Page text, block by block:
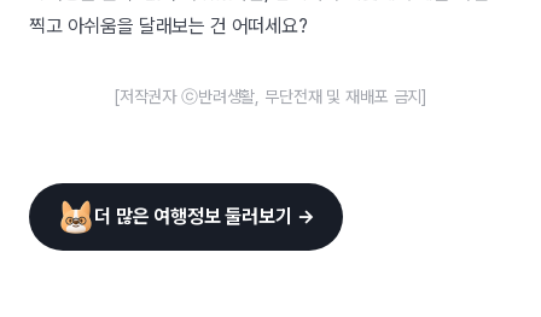
찍고 아쉬움을 달래보는 건 어떠세요?
[저작권자 ⓒ반려생활, 무단전재 및 재배포 금지]
더 많은 여행정보 둘러보기 →